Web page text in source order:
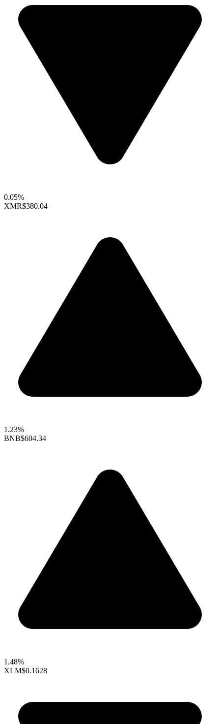
0.05%
XMR$380.04
1.23%
BNB$604.34
1.48%
XLM$0.1628